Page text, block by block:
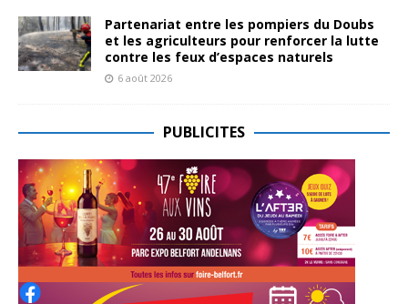
Partenariat entre les pompiers du Doubs
et les agriculteurs pour renforcer la lutte
contre les feux d’espaces naturels
6 août 2026
PUBLICITES